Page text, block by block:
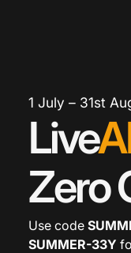
1 July – 31st
Live
Zero
Use code
SUMMER-33Y